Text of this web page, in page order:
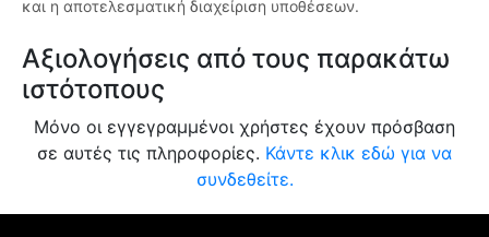
και η αποτελεσματική διαχείριση υποθέσεων.
Αξιολογήσεις από τους παρακάτω
ιστότοπους
Μόνο οι εγγεγραμμένοι χρήστες έχουν πρόσβαση
σε αυτές τις πληροφορίες. Κάντε κλικ εδώ για να
συνδεθείτε.